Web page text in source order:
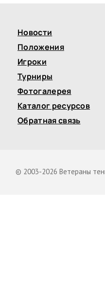
Новости
Положения
Игроки
Турниры
Фотогалерея
Каталог ресурсов
Обратная связь
© 2003-2026 Ветераны